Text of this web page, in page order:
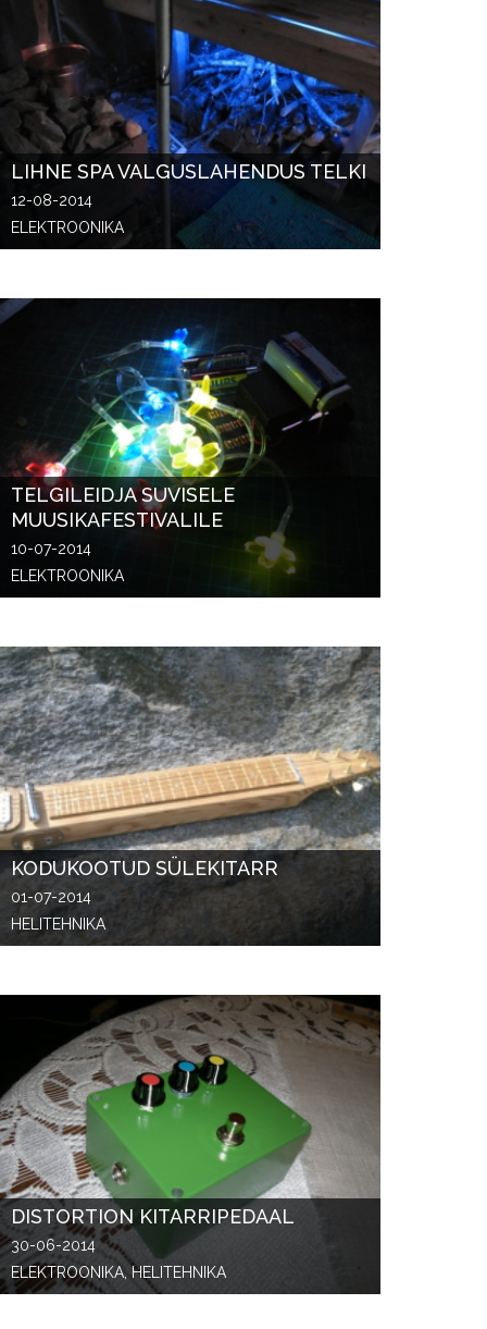
LIHNE SPA VALGUSLAHENDUS TELKI
12-08-2014
ELEKTROONIKA
TELGILEIDJA SUVISELE
MUUSIKAFESTIVALILE
10-07-2014
ELEKTROONIKA
KODUKOOTUD SÜLEKITARR
01-07-2014
HELITEHNIKA
DISTORTION KITARRIPEDAAL
30-06-2014
ELEKTROONIKA, HELITEHNIKA